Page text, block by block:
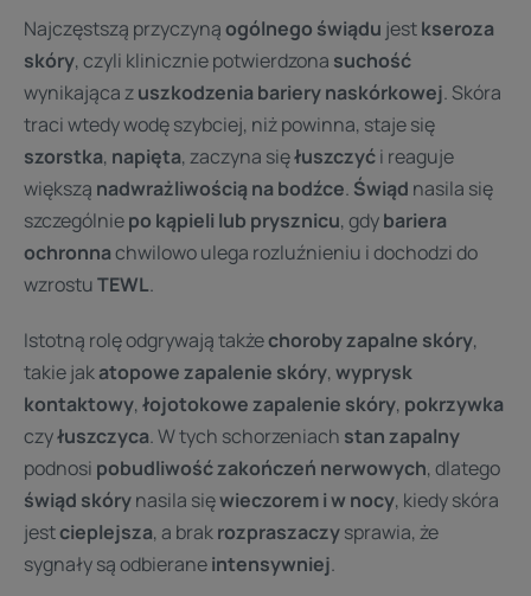
Najczęstszą przyczynąogólnego świądu jestkseroza
skóry, czyli klinicznie potwierdzona suchość
wynikająca zuszkodzenia bariery naskórkowej. Skóra
traci wtedy wodę szybciej, niż powinna, staje się
szorstka, napięta, zaczyna sięłuszczyći reaguje
większą nadwrażliwością na bodźce. Świąd nasila się
szczególniepo kąpieli lub prysznicu, gdybariera
ochronnachwilowo ulega rozluźnieniu i dochodzi do
wzrostuTEWL.
Istotną rolę odgrywają takżechoroby zapalne skóry,
takie jakatopowe zapalenie skóry,wyprysk
kontaktowy,łojotokowe zapalenie skóry, pokrzywka
czyłuszczyca. W tych schorzeniach stan zapalny
podnosi pobudliwość zakończeń nerwowych, dlatego
świąd skórynasila sięwieczorem i w nocy, kiedy skóra
jestcieplejsza, a brakrozpraszaczysprawia, że
sygnały są odbieraneintensywniej.